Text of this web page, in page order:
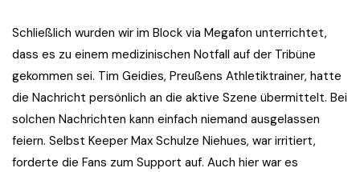
Schließlich wurden wir im Block via Megafon unterrichtet,
dass es zu einem medizinischen Notfall auf der Tribüne
gekommen sei. Tim Geidies, Preußens Athletiktrainer, hatte
die Nachricht persönlich an die aktive Szene übermittelt. Bei
solchen Nachrichten kann einfach niemand ausgelassen
feiern. Selbst Keeper Max Schulze Niehues, war irritiert,
forderte die Fans zum Support auf. Auch hier war es